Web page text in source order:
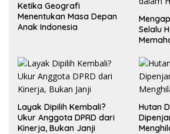
Ketika Geografi
Menentukan Masa Depan
Anak Indonesia
Selalu
Layak Dipilih Kembali?
Ukur Anggota DPRD dari
Kinerja, Bukan Janji
Hutan